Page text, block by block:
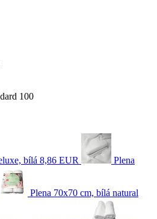
100
bílá 8,86 EUR Plena
Plena 70x70 cm, bílá natural